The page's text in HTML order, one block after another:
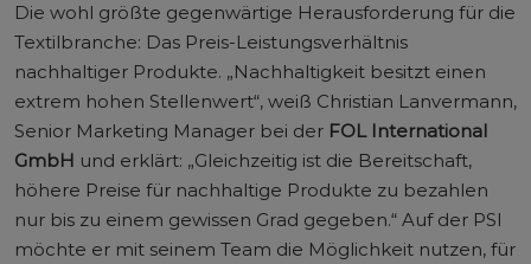
Die wohl größte gegenwärtige Herausforderung für die
Textilbranche: Das Preis-Leistungsverhältnis
nachhaltiger Produkte. „Nachhaltigkeit besitzt einen
extrem hohen Stellenwert“, weiß Christian Lanvermann,
Senior Marketing Manager bei der FOL International
GmbH und erklärt: „Gleichzeitig ist die Bereitschaft,
höhere Preise für nachhaltige Produkte zu bezahlen
nur bis zu einem gewissen Grad gegeben.“ Auf der PSI
möchte er mit seinem Team die Möglichkeit nutzen, für